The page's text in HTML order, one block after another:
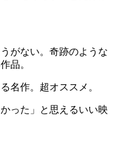
ない。奇跡のような
品。
作。超オススメ。
った」と思えるいい映